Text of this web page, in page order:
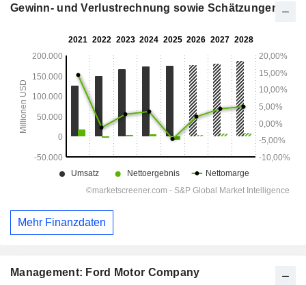
Management: Ford Motor Company
Gewinn- und Verlustrechnung sowie Schätzungen
Mehr Finanzdaten